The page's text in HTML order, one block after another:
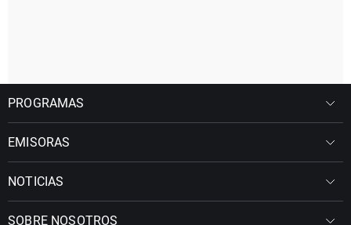
PROGRAMAS
EMISORAS
NOTICIAS
SOBRE NOSOTROS